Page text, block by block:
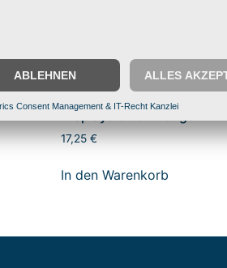
C-Kugel (1,5″) –
Monitorhalterung VESA
100x100mm für Industrie-
Displays & Fahrzeuge
17,25€
In den Warenkorb